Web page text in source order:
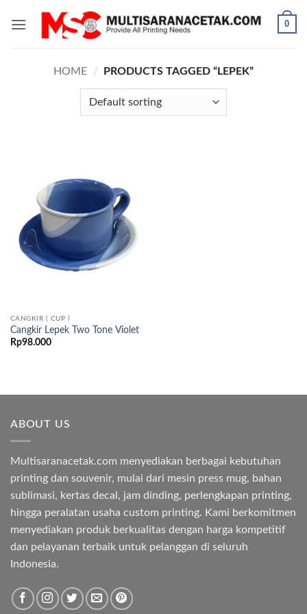
0
HOME / PRODUCTS TAGGED “LEPEK”
CANGKIR ( CUP )
Cangkir Lepek Two Tone Violet
Rp98.000
ABOUT US
Multisaranacetak.com menyediakan berbagai kebutuhan
printing dan souvenir, mulai dari mesin press mug, bahan
sublimasi, kertas decal, jam dinding, perlengkapan printing,
hingga peralatan usaha custom printing. Kami berkomitmen
menyediakan produk berkualitas dengan harga kompetitif
dan pelayanan terbaik untuk pelanggan di seluruh
Indonesia.